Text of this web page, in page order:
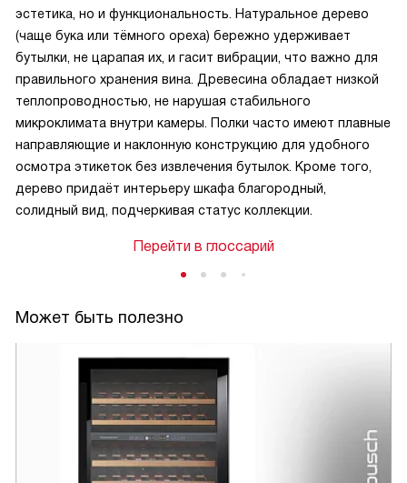
эстетика, но и функциональность. Натуральное дерево
(чаще бука или тёмного ореха) бережно удерживает
бутылки, не царапая их, и гасит вибрации, что важно для
правильного хранения вина. Древесина обладает низкой
теплопроводностью, не нарушая стабильного
микроклимата внутри камеры. Полки часто имеют плавные
направляющие и наклонную конструкцию для удобного
осмотра этикеток без извлечения бутылок. Кроме того,
дерево придаёт интерьеру шкафа благородный,
солидный вид, подчеркивая статус коллекции.
Перейти в глоссарий
Может быть полезно